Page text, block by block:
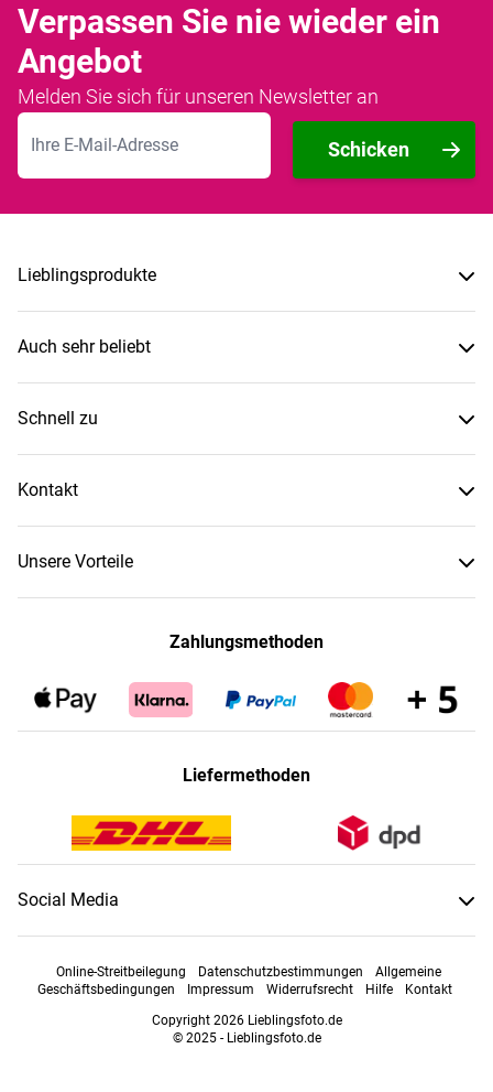
Verpassen Sie nie wieder ein
Angebot
Melden Sie sich für unseren Newsletter an
E-Mailadresse
Schicken
Lieblingsprodukte
Auch sehr beliebt
Schnell zu
Kontakt
Unsere Vorteile
Zahlungsmethoden
Liefermethoden
Social Media
Online-Streitbeilegung Datenschutzbestimmungen
Allgemeine
Geschäftsbedingungen
Impressum Widerrufsrecht Hilfe
Kontakt
Copyright 2026 Lieblingsfoto.de
© 2025 - Lieblingsfoto.de